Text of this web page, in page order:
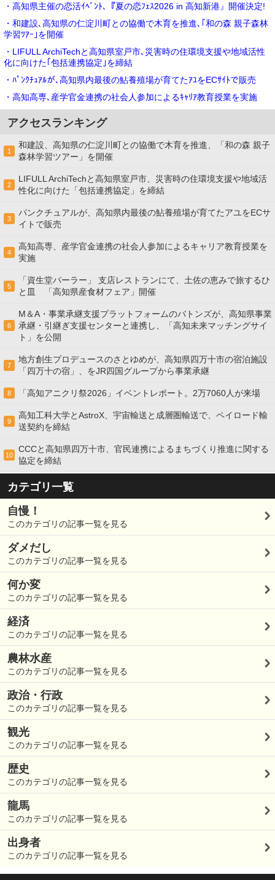
・高知県主催の恋活ｲﾍﾞﾝﾄ､『夏の恋ﾌｪｽ2026 in 高知新港』開催決定!
・和建設､高知県の仁淀川町との協働で木育を推進､｢和の森 親子森林
学習ﾂｱｰ｣を開催
・LIFULL ArchiTechと高知県室戸市､災害時の住環境支援や地域活性
化に向けた｢包括連携協定｣を締結
・ﾊﾟﾝｸﾁｭｱﾙが､高知県内最後の鮎養殖場が育てたｱﾕをECｻｲﾄで販売
・高知高専､産学官金連携の社会⼈参加によるｷｬﾘｱ教育授業を実施
アクセスランキング
1
和建設、高知県の仁淀川町との協働で木育を推進、「和の森 親子
森林学習ツアー」を開催
2
LIFULL ArchiTechと高知県室戸市、災害時の住環境支援や地域活
性化に向けた「包括連携協定」を締結
3
パンクチュアルが、高知県内最後の鮎養殖場が育てたアユをECサ
イトで販売
4
高知高専、産学官金連携の社会⼈参加によるキャリア教育授業を
実施
5
「資生堂パーラー」 支店レストランにて、土佐の恵みで旅するひ
と皿 「高知県産食材フェア」開催
6
M＆A・事業承継支援プラットフォームのバトンズが、高知県事業
承継・引継ぎ支援センターと連携し、「高知未来マッチングサイ
ト」を公開
7
地方創生プロデュースのさとゆめが、高知県四万十市の宿泊施設
「四万十の宿」、をJR四国グループから事業承継
8 「高知アニクリ祭2026」イベントレポート。2万7060人が来場
9
高知工科大学とAstroX、宇宙輸送と成層圏輸送で、ペイロード輸
送契約を締結
10
CCCと高知県四万十市、官民連携によるまちづくり推進に関する
協定を締結
カテゴリ一覧
自慢！
このカテゴリの記事一覧を見る
ダメだし
このカテゴリの記事一覧を見る
何か変
このカテゴリの記事一覧を見る
経済
このカテゴリの記事一覧を見る
農林水産
このカテゴリの記事一覧を見る
政治・行政
このカテゴリの記事一覧を見る
観光
このカテゴリの記事一覧を見る
歴史
このカテゴリの記事一覧を見る
龍馬
このカテゴリの記事一覧を見る
出身者
このカテゴリの記事一覧を見る